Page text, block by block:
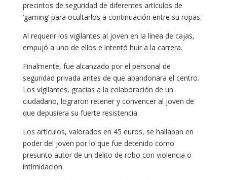
precintos de seguridad de diferentes artículos de
‘gaming’ para ocultarlos a continuación entre su ropas.
Al requerir los vigilantes al joven en la línea de cajas,
empujó a uno de ellos e intentó huir a la carrera.
Finalmente, fue alcanzado por el personal de
seguridad privada antes de que abandonara el centro.
Los vigilantes, gracias a la colaboración de un
ciudadano, lograron retener y convencer al joven de
que depusiera su fuerte resistencia.
Los artículos, valorados en 45 euros, se hallaban en
poder del joven por lo que fue detenido como
presunto autor de un delito de robo con violencia o
intimidación.